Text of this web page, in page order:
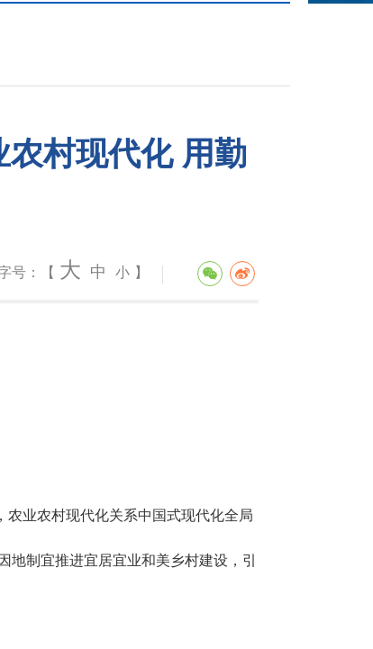
村现代化 用勤
号：【 大 中 小 】
业农村现代化关系中国式现代化全局
制宜推进宜居宜业和美乡村建设，引